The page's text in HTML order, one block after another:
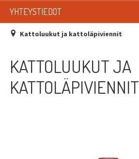
LISTAT
SADEVESIJÄRJESTELMÄT
TIKASTUOTTEET
YHTEYSTIEDOT
Kattoluukut ja kattoläpiviennit
KATTOLUUKUT JA
KATTOLÄPIVIENNIT